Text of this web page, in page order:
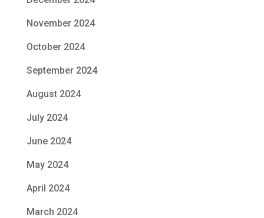
November 2024
October 2024
September 2024
August 2024
July 2024
June 2024
May 2024
April 2024
March 2024